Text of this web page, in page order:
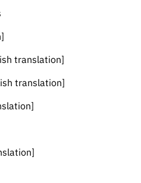
translation]
translation]